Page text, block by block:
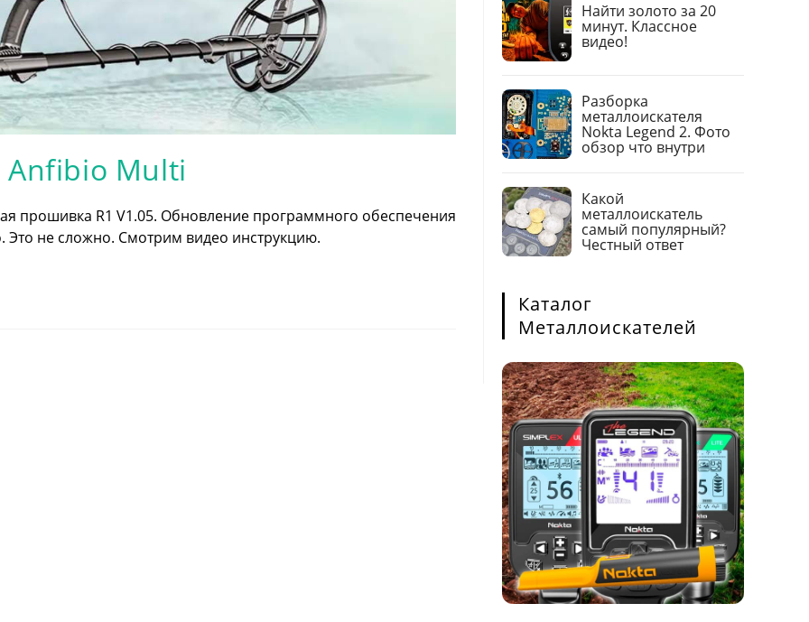
Multi
прошивка R1 V1.05. Обновление программного обеспечения
Это не сложно. Смотрим видео инструкцию.
Найти золото за 20
минут. Классное
видео!
Разборка
металлоискателя
Nokta Legend 2. Фото
обзор что внутри
Какой
металлоискатель
самый популярный?
Честный ответ
Каталог
Металлоискателей